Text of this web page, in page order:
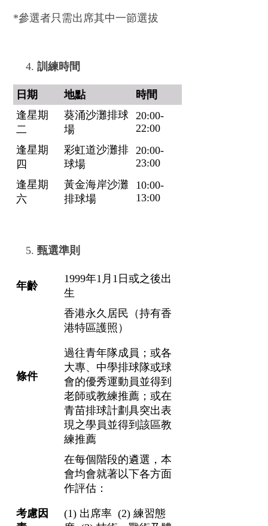
*參選者只需出席其中一節選拔
訓練時間
日期 地點
時間
逢星期
二
葵涌沙灘排球
場
20:00-
22:00
逢星期
四
彩虹道沙灘排
球場
20:00-
23:00
逢星期
六
黃金海岸沙灘
排球場
10:00-
13:00
甄選準則
年齡
1999年1月1日或之後出
生
條件
香港永久居民（持有香
港特區護照）
過往青年隊成員；或各
大專、中學排球隊或球
會的優秀運動員並得到
老師或教練推薦；或在
青苗排球計劃具突出表
現之學員並得到該區教
練推薦
考慮因
在每個階段的遴選，本
會均會就著以下各方面
作評估：
(1) 出席率 (2) 練習態